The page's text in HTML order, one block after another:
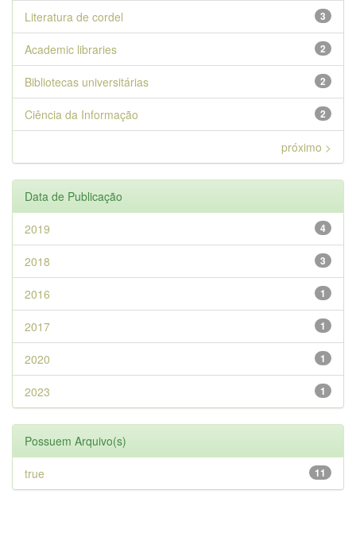
3
Literatura de cordel
2
Academic libraries
2
Bibliotecas universitárias
2
Ciência da Informação
próximo >
Data de Publicação
4
2019
3
2018
1
2016
1
2017
1
2020
1
2023
Possuem Arquivo(s)
11
true